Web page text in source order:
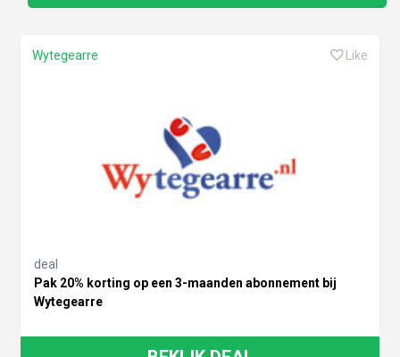
Wytegearre Like
deal
Pak 20% korting op een 3-maanden abonnement bij
Wytegearre